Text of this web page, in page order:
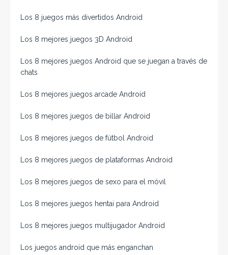
Los 8 juegos más divertidos Android
Los 8 mejores juegos 3D Android
Los 8 mejores juegos Android que se juegan a través de
chats
Los 8 mejores juegos arcade Android
Los 8 mejores juegos de billar Android
Los 8 mejores juegos de fútbol Android
Los 8 mejores juegos de plataformas Android
Los 8 mejores juegos de sexo para el móvil
Los 8 mejores juegos hentai para Android
Los 8 mejores juegos multijugador Android
Los juegos android que más enganchan